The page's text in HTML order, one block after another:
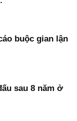
buộc gian lận
sau 8 năm ở